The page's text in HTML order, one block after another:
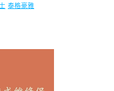
泰格豪雅